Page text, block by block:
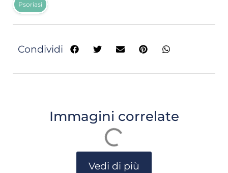
Psoriasi
Condividi
Immagini correlate
Vedi di più